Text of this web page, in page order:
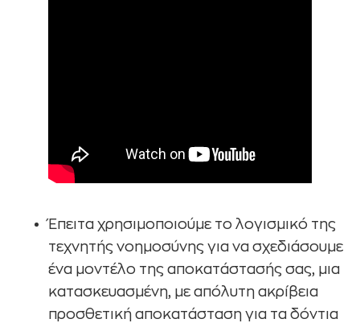
Έπειτα χρησιμοποιούμε το λογισμικό της
τεχνητής νοημοσύνης για να σχεδιάσουμε
ένα μοντέλο της αποκατάστασής σας, μια
κατασκευασμένη, με απόλυτη ακρίβεια
προσθετική αποκατάσταση για τα δόντια